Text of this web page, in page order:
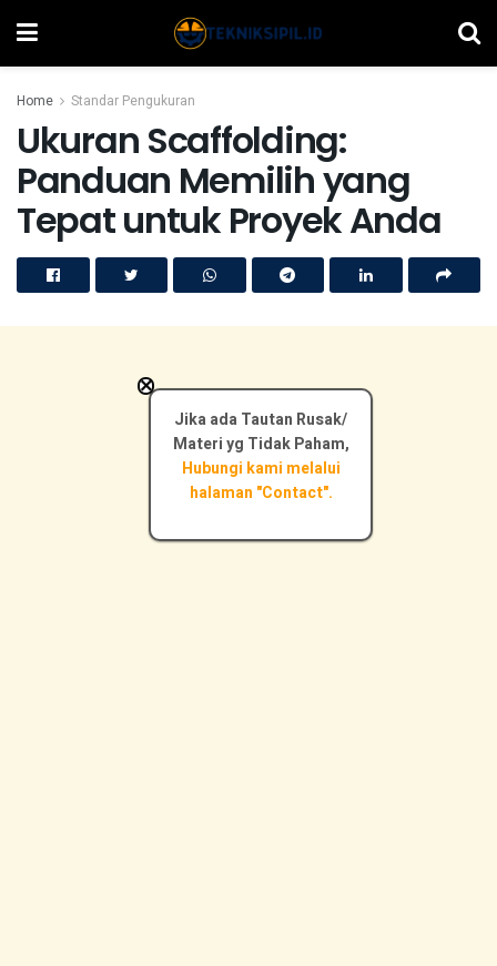
Home Standar Pengukuran
Ukuran Scaffolding:
Panduan Memilih yang
Tepat untuk Proyek Anda
Jika ada Tautan Rusak/
Materi yg Tidak Paham,
Hubungi kami melalui
halaman "Contact".
×